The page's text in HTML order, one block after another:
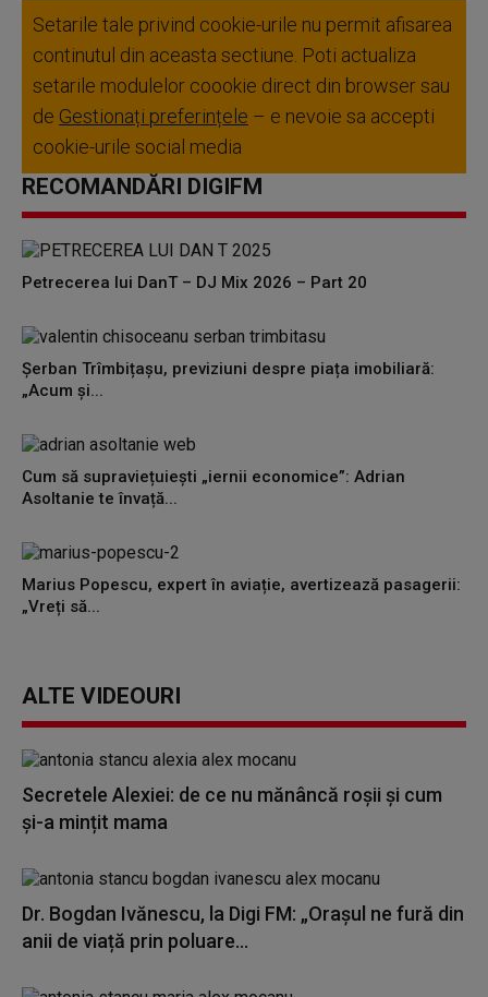
Setarile tale privind cookie-urile nu permit afisarea
continutul din aceasta sectiune. Poti actualiza
setarile modulelor coookie direct din browser sau
de Gestionați preferințele – e nevoie sa accepti
cookie-urile social media
RECOMANDĂRI DIGIFM
Petrecerea lui DanT – DJ Mix 2026 – Part 20
Șerban Trîmbițașu, previziuni despre piața imobiliară:
„Acum și...
Cum să supraviețuiești „iernii economice”: Adrian
Asoltanie te învață...
Marius Popescu, expert în aviație, avertizează pasagerii:
„Vreți să...
ALTE VIDEOURI
Secretele Alexiei: de ce nu mănâncă roșii și cum
și-a mințit mama
Dr. Bogdan Ivănescu, la Digi FM: „Orașul ne fură din
anii de viață prin poluare...